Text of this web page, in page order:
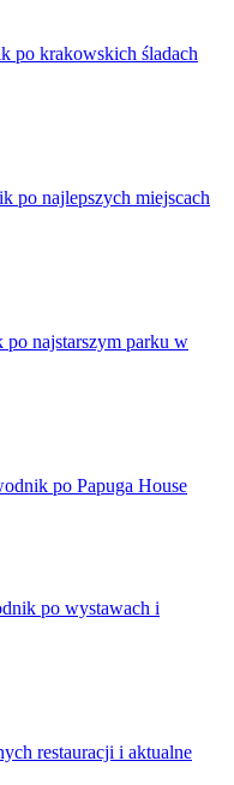
po krakowskich śladach
po najlepszych miejscach
najstarszym parku w
po Papuga House
po wystawach i
restauracji i aktualne